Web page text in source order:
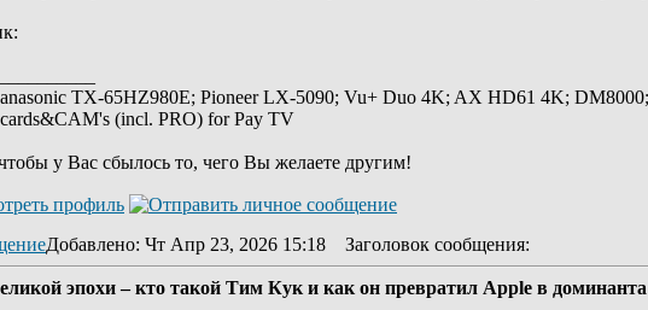
TX-65HZ980E; Pioneer LX-5090; Vu+ Duo 4K; AX HD61 4K;
(incl. PRO) for Pay TV
у Вас сбылось то, чего Вы желаете другим!
Добавлено: Чт Апр 23, 2026 15:18 Заголовок сообщения:
эпохи – кто такой Тим Кук и как он превратил Apple в